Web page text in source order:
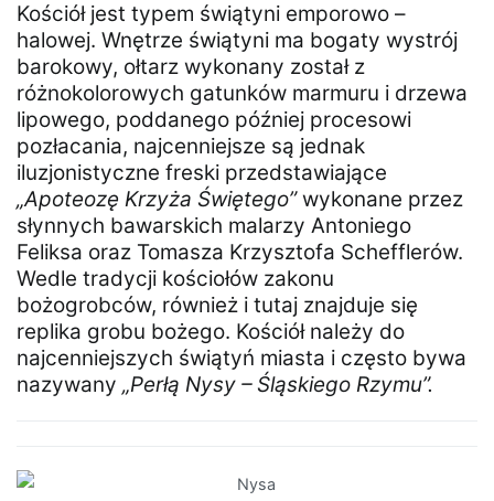
Kościół jest typem świątyni emporowo –
halowej. Wnętrze świątyni ma bogaty wystrój
barokowy, ołtarz wykonany został z
różnokolorowych gatunków marmuru i drzewa
lipowego, poddanego później procesowi
pozłacania, najcenniejsze są jednak
iluzjonistyczne freski przedstawiające
„Apoteozę Krzyża Świętego”wykonane przez
słynnych bawarskich malarzy Antoniego
Feliksa oraz Tomasza Krzysztofa Schefflerów.
Wedle tradycji kościołów zakonu
bożogrobców, również i tutaj znajduje się
replika grobu bożego. Kościół należy do
najcenniejszych świątyń miasta i często bywa
nazywany „Perłą Nysy – Śląskiego Rzymu”.